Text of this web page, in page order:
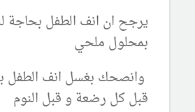
يرجح ان انف الطفل بحاجة
بمحلول ملحي
وانصحك بغسل انف الطفل
قبل كل رضعة و قبل النوم